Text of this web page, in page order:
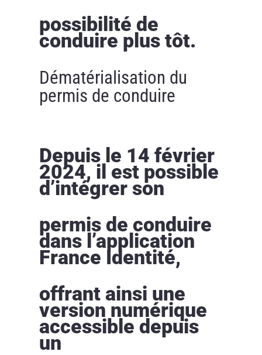
possibilité de
conduire plus tôt.
Dématérialisation du
permis de conduire
Depuis le 14 février
2024, il est possible
d’intégrer son
permis de conduire
dans l’application
France Identité,
offrant ainsi une
version numérique
accessible depuis
un